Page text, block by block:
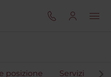
posizione Servizi